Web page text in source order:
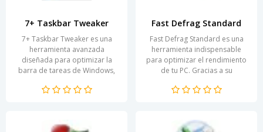
7+ Taskbar Tweaker
7+ Taskbar Tweaker es una
herramienta avanzada
diseñada para optimizar la
barra de tareas de Windows,
funcionalidad que no se...
Fast Defrag Standard
Fast Defrag Standard es una
herramienta indispensable
para optimizar el rendimiento
de tu PC. Gracias a su
desfragmentación, esta...